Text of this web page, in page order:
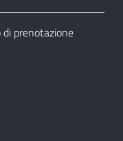
prenotazione